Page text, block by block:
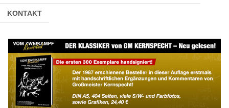
KONTAKT